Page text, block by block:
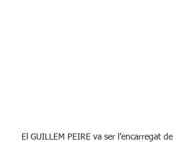
El GUILLEM PEIRE va ser l’encarregat de